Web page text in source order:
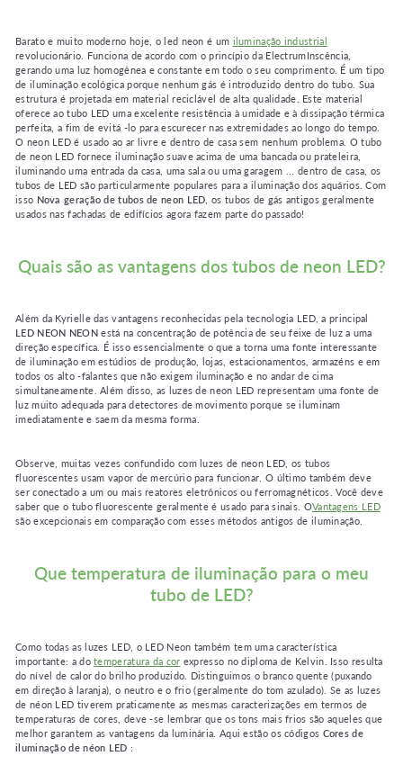
★★★★★
★★★★★ (1 avis)
Barato e muito moderno hoje, o led neon é um iluminação industrial
revolucionário. Funciona de acordo com o princípio da ElectrumInscência,
gerando uma luz homogênea e constante em todo o seu comprimento. É um tipo
de iluminação ecológica porque nenhum gás é introduzido dentro do tubo. Sua
estrutura é projetada em material reciclável de alta qualidade. Este material
oferece ao tubo LED uma excelente resistência à umidade e à dissipação térmica
perfeita, a fim de evitá -lo para escurecer nas extremidades ao longo do tempo.
O neon LED é usado ao ar livre e dentro de casa sem nenhum problema. O tubo
de neon LED fornece iluminação suave acima de uma bancada ou prateleira,
iluminando uma entrada da casa, uma sala ou uma garagem ... dentro de casa, os
tubos de LED são particularmente populares para a iluminação dos aquários. Com
isso Nova geração de tubos de neon LED , os tubos de gás antigos geralmente
usados ​​nas fachadas de edifícios agora fazem parte do passado!
Quais são as vantagens dos tubos de neon LED?
Além da Kyrielle das vantagens reconhecidas pela tecnologia LED, a principal
LED NEON NEONestá na concentração de potência de seu feixe de luz a uma
direção específica. É isso essencialmente o que a torna uma fonte interessante
de iluminação em estúdios de produção, lojas, estacionamentos, armazéns e em
todos os alto -falantes que não exigem iluminação e no andar de cima
simultaneamente. Além disso, as luzes de neon LED representam uma fonte de
luz muito adequada para detectores de movimento porque se iluminam
imediatamente e saem da mesma forma.
Observe, muitas vezes confundido com luzes de neon LED, os tubos
fluorescentes usam vapor de mercúrio para funcionar. O último também deve
ser conectado a um ou mais reatores eletrônicos ou ferromagnéticos. Você deve
saber que o tubo fluorescente geralmente é usado para sinais. OVantagens LED
são excepcionais em comparação com esses métodos antigos de iluminação.
Que temperatura de iluminação para o meu
tubo de LED?
Como todas as luzes LED, o LED Neon também tem uma característica
importante: a dotemperatura da cor expresso no diploma de Kelvin. Isso resulta
do nível de calor do brilho produzido. Distinguimos o branco quente (puxando
em direção à laranja), o neutro e o frio (geralmente do tom azulado). Se as luzes
de néon LED tiverem praticamente as mesmas caracterizações em termos de
temperaturas de cores, deve -se lembrar que os tons mais frios são aqueles que
melhor garantem as vantagens da luminária. Aqui estão os códigos Cores de
iluminação de néon LED :